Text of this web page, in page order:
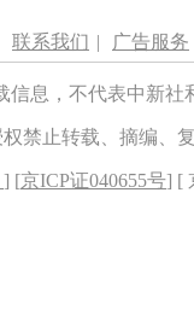
联系我们 | 广告服务
信息，不代表中新
权禁止转载、摘编、
] [京ICP证040655号] [